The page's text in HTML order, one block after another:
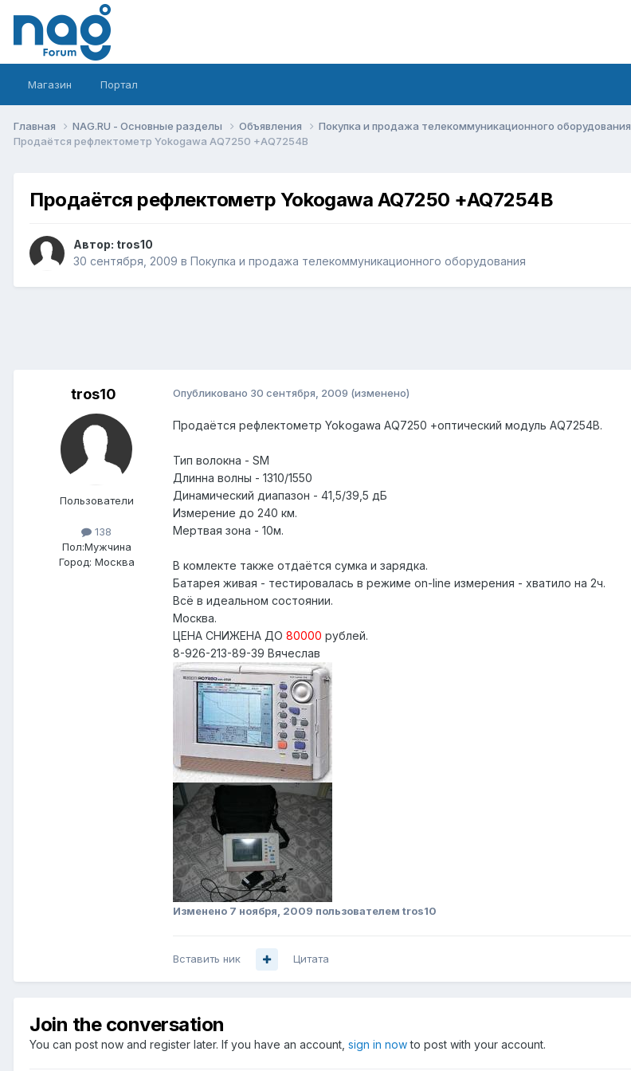
Магазин Портал
Главная NAG.RU - Основные разделы Объявления
Покупка и продажа телекоммуникационного оборудования
Продаётся рефлектометр Yokogawa AQ7250 +AQ7254B
Продаётся рефлектометр Yokogawa AQ7250 +AQ7254B
Автор: tros10
30 сентября, 2009 в Покупка и продажа телекоммуникационного оборудования
tros10
Пользователи
138
Пол:Мужчина
Город: Москва
Опубликовано 30 сентября, 2009 (изменено)
Продаётся рефлектометр Yokogawa AQ7250 +оптический модуль AQ7254B.
Тип волокна - SM
Длинна волны - 1310/1550
Динамический диапазон - 41,5/39,5 дБ
Измерение до 240 км.
Мертвая зона - 10м.
В комлекте также отдаётся сумка и зарядка.
Батарея живая - тестировалась в режиме on-line измерения - хватило на 2ч.
Всё в идеальном состоянии.
Москва.
ЦЕНА СНИЖЕНА ДО 80000 рублей.
8-926-213-89-39 Вячеслав
Изменено 7 ноября, 2009 пользователем tros10
Вставить ник Цитата
Join the conversation
You can post now and register later. If you have an account, sign in nowto post with your account.